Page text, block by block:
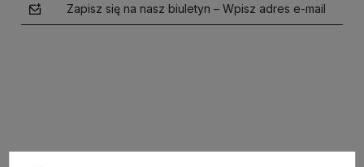
Zapisz się na nasz biuletyn – Wpisz adres e-mail